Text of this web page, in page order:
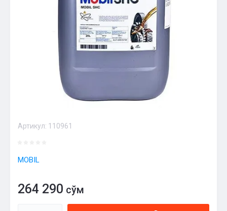
Артикул: 110961
MOBIL
264 290 сўм